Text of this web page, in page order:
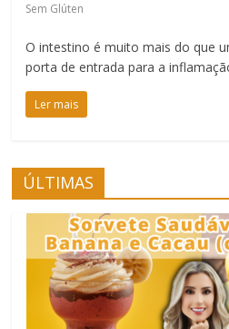
Sem Glúten
O intestino é muito mais do que
porta de entrada para a
Ler mais
ÚLTIMAS